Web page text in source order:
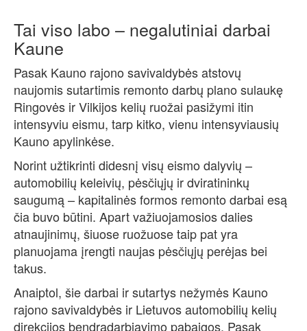
Tai viso labo – negalutiniai darbai
Kaune
Pasak Kauno rajono savivaldybės atstovų
naujomis sutartimis remonto darbų plano sulaukę
Ringovės ir Vilkijos kelių ruožai pasižymi itin
intensyviu eismu, tarp kitko, vienu intensyviausių
Kauno apylinkėse.
Norint užtikrinti didesnį visų eismo dalyvių –
automobilių keleivių, pėsčiųjų ir dviratininkų
saugumą – kapitalinės formos remonto darbai esą
čia buvo būtini. Apart važiuojamosios dalies
atnaujinimų, šiuose ruožuose taip pat yra
planuojama įrengti naujas pėsčiųjų perėjas bei
takus.
Anaiptol, šie darbai ir sutartys nežymės Kauno
rajono savivaldybės ir Lietuvos automobilių kelių
direkcijos bendradarbiavimo pabaigos. Pasak